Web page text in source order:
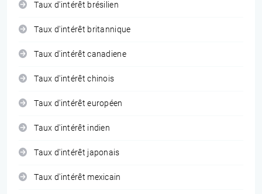
Taux d'intérêt brésilien
Taux d'intérêt britannique
Taux d'intérêt canadiene
Taux d'intérêt chinois
Taux d'intérêt européen
Taux d'intérêt indien
Taux d'intérêt japonais
Taux d'intérêt mexicain